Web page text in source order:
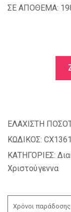
ΣΕ ΑΠΟΘΕΜΑ:
ΕΛΑΧΙΣΤΗ
ΚΩΔΙΚΟΣ:
ΚΑΤΗΓΟΡΙΕΣ:
Χριστούγεννα
Χρόνοι